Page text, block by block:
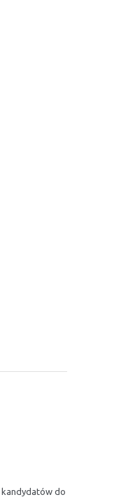
kandydatów do